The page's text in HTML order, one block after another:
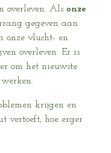
overleven. Als onze
gegeven aan
onze vlucht- en
overleven. Er is
om het nieuwste
krijgen en
vertoeft, hoe erger